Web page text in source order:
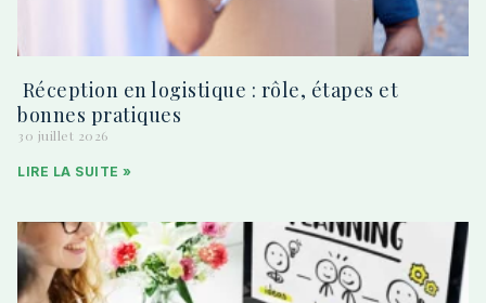
Réception en logistique : rôle, étapes et
bonnes pratiques
30 juillet 2026
LIRE LA SUITE »